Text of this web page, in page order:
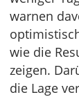
warnen
wie die
zeigen.
die Lage